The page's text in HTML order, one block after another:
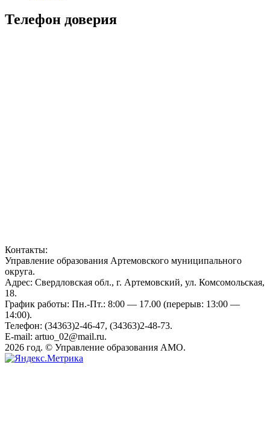
Телефон доверия
Контакты:
Управление образования Артемовского муниципального
округа.
Адрес: Свердловская обл., г. Артемовский, ул. Комсомольская,
18.
График работы: Пн.-Пт.: 8:00 — 17.00 (перерыв: 13:00 —
14:00).
Телефон: (34363)2-46-47, (34363)2-48-73.
E-mail: artuo_02@mail.ru.
2026 год. © Управление образования АМО.